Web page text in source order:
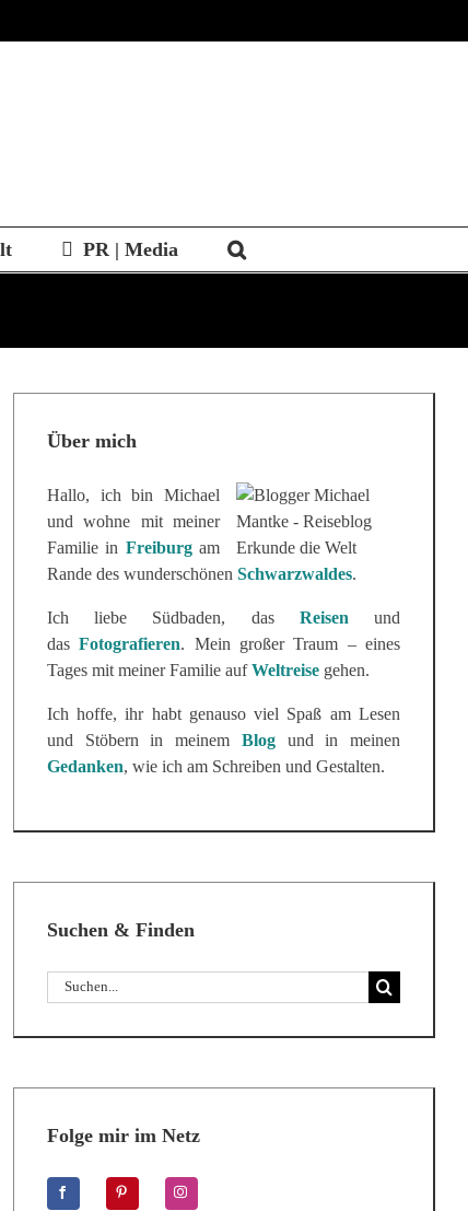
PR | Media
Über mich
Hallo, ich bin Michael
und wohne mit meiner
Familie in Freiburgam
Rande des wunderschönen Schwarzwaldes.
Ich liebe Südbaden, das Reisen und
dasFotografieren. Mein großer Traum – eines
Tages mit meiner Familie aufWeltreisegehen.
Ich hoffe, ihr habt genauso viel Spaß am Lesen
und Stöbern in meinem Blog
und in meinen
Gedanken, wie ich am Schreiben und Gestalten.
Suchen & Finden
Suche
nach:
Folge mir im Netz